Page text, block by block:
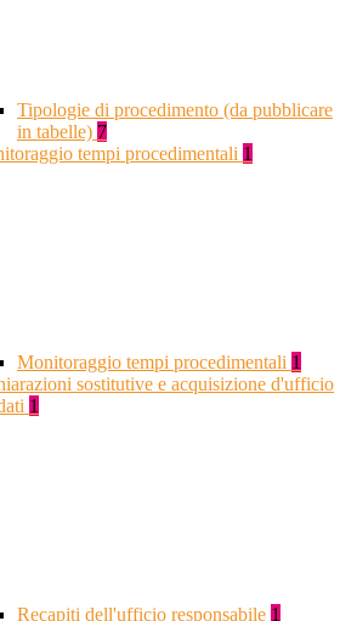
Tipologie di procedimento (da pubblicare
in tabelle) 7
tempi procedimentali 1
Monitoraggio tempi procedimentali 1
sostitutive e acquisizione d'ufficio
1
Recapiti dell'ufficio responsabile 1